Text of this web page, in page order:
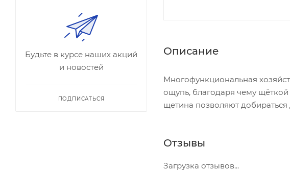
Описание
Многофункциональная
ощупь, благодаря чему
щетина позволяют добираться
Отзывы
Загрузка отзывов...
Будьте в курсе наших акций
и новостей
ПОДПИСАТЬСЯ